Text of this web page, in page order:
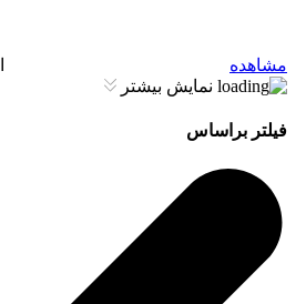
مشاهده
نمایش بیشتر
فیلتر براساس